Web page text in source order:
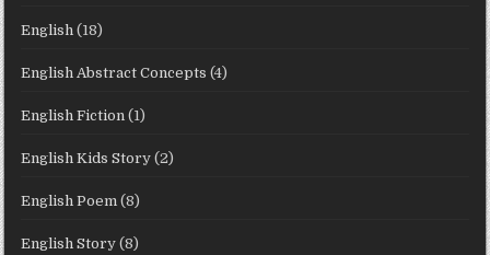
English (18)
English Abstract Concepts (4)
English Fiction (1)
English Kids Story (2)
English Poem (8)
English Story (8)